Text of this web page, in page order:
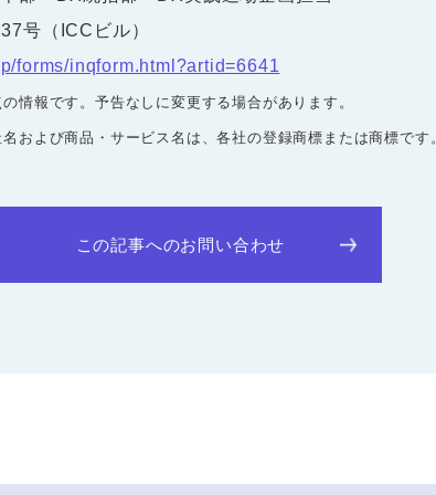
号（ICCビル）
forms/inqform.html?artid=6641
情報です。予告なしに変更する場合があります。
および商品・サービス名は、各社の登録商標または商標です
この記事へのお問い合わせ